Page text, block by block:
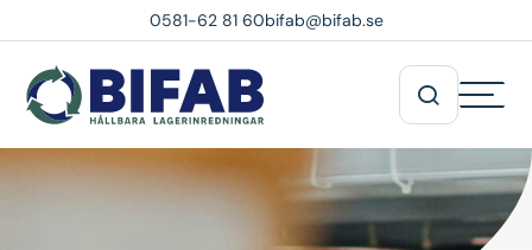
0581-62 81 60bifab@bifab.se